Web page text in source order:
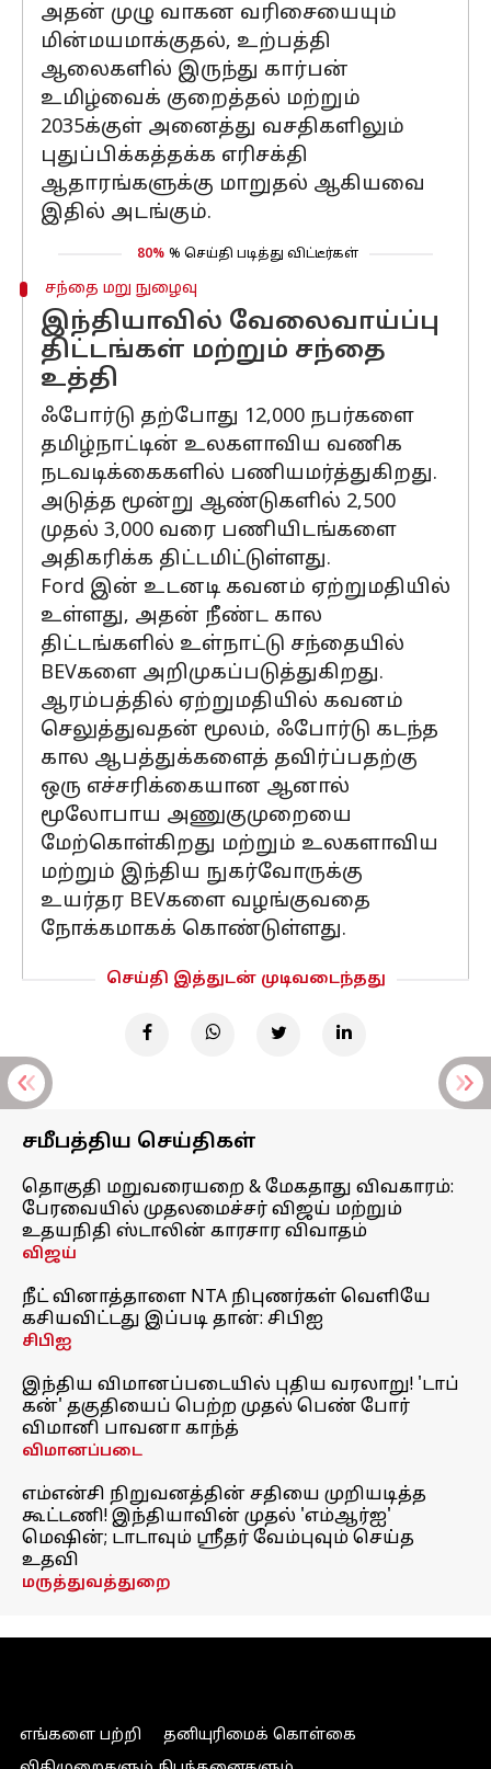
அதன் முழு வாகன வரிசையையும்
மின்மயமாக்குதல், உற்பத்தி
ஆலைகளில் இருந்து கார்பன்
உமிழ்வைக் குறைத்தல் மற்றும்
2035க்குள் அனைத்து வசதிகளிலும்
புதுப்பிக்கத்தக்க எரிசக்தி
ஆதாரங்களுக்கு மாறுதல் ஆகியவை
இதில் அடங்கும்.
80% % செய்தி படித்து விட்டீர்கள்
சந்தை மறு நுழைவு
இந்தியாவில் வேலைவாய்ப்பு
திட்டங்கள் மற்றும் சந்தை
உத்தி
ஃபோர்டு தற்போது 12,000 நபர்களை
தமிழ்நாட்டின் உலகளாவிய வணிக
நடவடிக்கைகளில் பணியமர்த்துகிறது.
அடுத்த மூன்று ஆண்டுகளில் 2,500
முதல் 3,000 வரை பணியிடங்களை
அதிகரிக்க திட்டமிட்டுள்ளது.
Ford இன் உடனடி கவனம் ஏற்றுமதியில்
உள்ளது, அதன் நீண்ட கால
திட்டங்களில் உள்நாட்டு சந்தையில்
BEVகளை அறிமுகப்படுத்துகிறது.
ஆரம்பத்தில் ஏற்றுமதியில் கவனம்
செலுத்துவதன் மூலம், ஃபோர்டு கடந்த
கால ஆபத்துக்களைத் தவிர்ப்பதற்கு
ஒரு எச்சரிக்கையான ஆனால்
மூலோபாய அணுகுமுறையை
மேற்கொள்கிறது மற்றும் உலகளாவிய
மற்றும் இந்திய நுகர்வோருக்கு
உயர்தர BEVகளை வழங்குவதை
நோக்கமாகக் கொண்டுள்ளது.
செய்தி இத்துடன் முடிவடைந்தது
சமீபத்திய செய்திகள்
தொகுதி மறுவரையறை & மேகதாது விவகாரம்:
பேரவையில் முதலமைச்சர் விஜய் மற்றும்
உதயநிதி ஸ்டாலின் காரசார விவாதம்
விஜய்
நீட் வினாத்தாளை NTA நிபுணர்கள் வெளியே
கசியவிட்டது இப்படி தான்: சிபிஐ
சிபிஐ
இந்திய விமானப்படையில் புதிய வரலாறு! 'டாப்
கன்' தகுதியைப் பெற்ற முதல் பெண் போர்
விமானி பாவனா காந்த்
விமானப்படை
எம்என்சி நிறுவனத்தின் சதியை முறியடித்த
கூட்டணி! இந்தியாவின் முதல் 'எம்ஆர்ஐ'
மெஷின்; டாடாவும் ஸ்ரீதர் வேம்புவும் செய்த
உதவி
மருத்துவத்துறை
எங்களை பற்றி
தனியுரிமைக் கொள்கை